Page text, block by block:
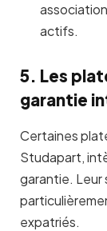
actifs.
5. Les
garantie
Certaines
Studapart,
garantie.
expatriés.